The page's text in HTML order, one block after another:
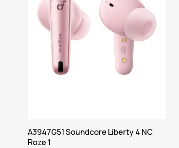
A3947G51 Soundcore Liberty 4 NC
Roze 1